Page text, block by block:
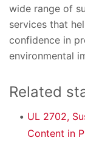
wide range of
services that
confidence in
environmental
Related
UL 2702,
Content in